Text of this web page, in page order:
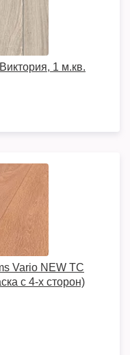
1 м.кв.
Vario NEW TC
с 4-х сторон)